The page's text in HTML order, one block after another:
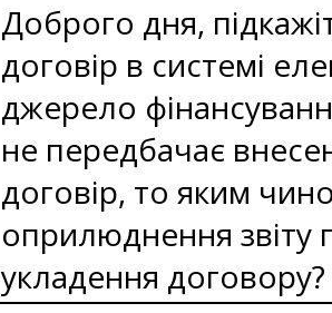
Доброго дня,
договір в системі
джерело
не передбачає
договір, то яким
оприлюднення звіту
укладення договору?